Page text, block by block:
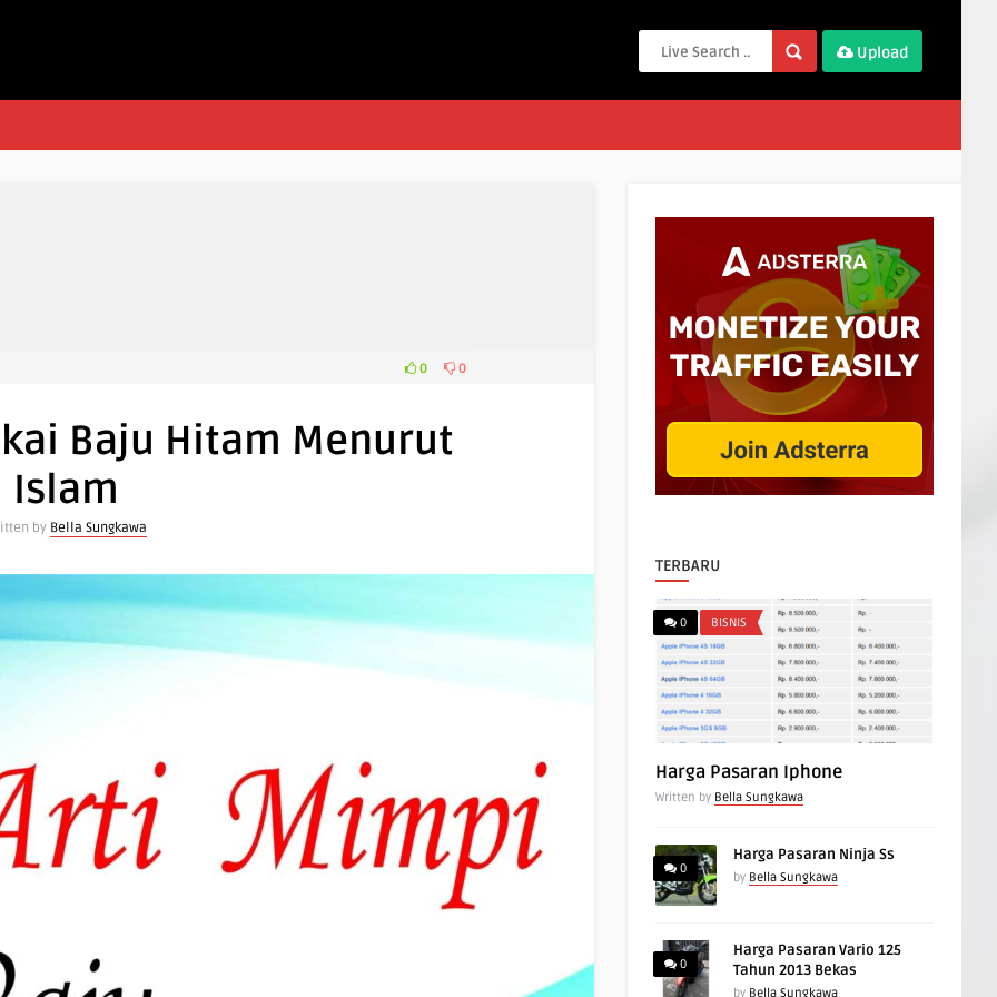
Upload
0 0
Baju Hitam Menurut
Islam
by Bella Sungkawa
TERBARU
0 BISNIS
Harga Pasaran Iphone
Written by Bella Sungkawa
0
Harga Pasaran Ninja Ss
by Bella Sungkawa
0
Harga Pasaran Vario 125
Tahun 2013 Bekas
by Bella Sungkawa